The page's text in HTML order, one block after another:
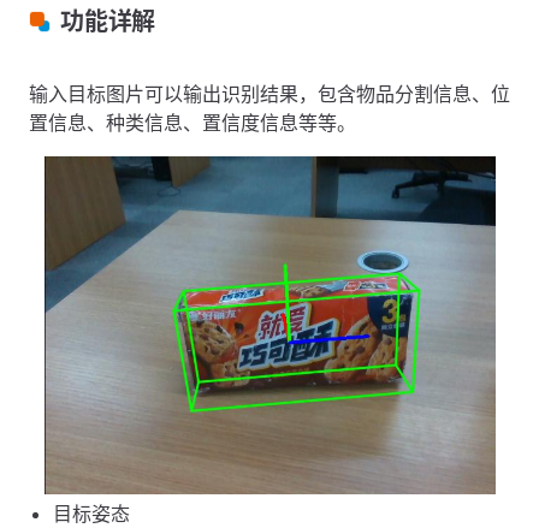
功能详解
输入目标图片可以输出识别结果，包含物品分割信息、位
置信息、种类信息、置信度信息等等。
目标姿态